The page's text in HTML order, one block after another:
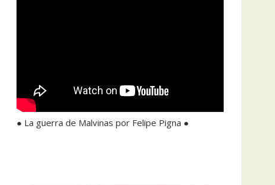
● La guerra de Malvinas por Felipe Pigna ●